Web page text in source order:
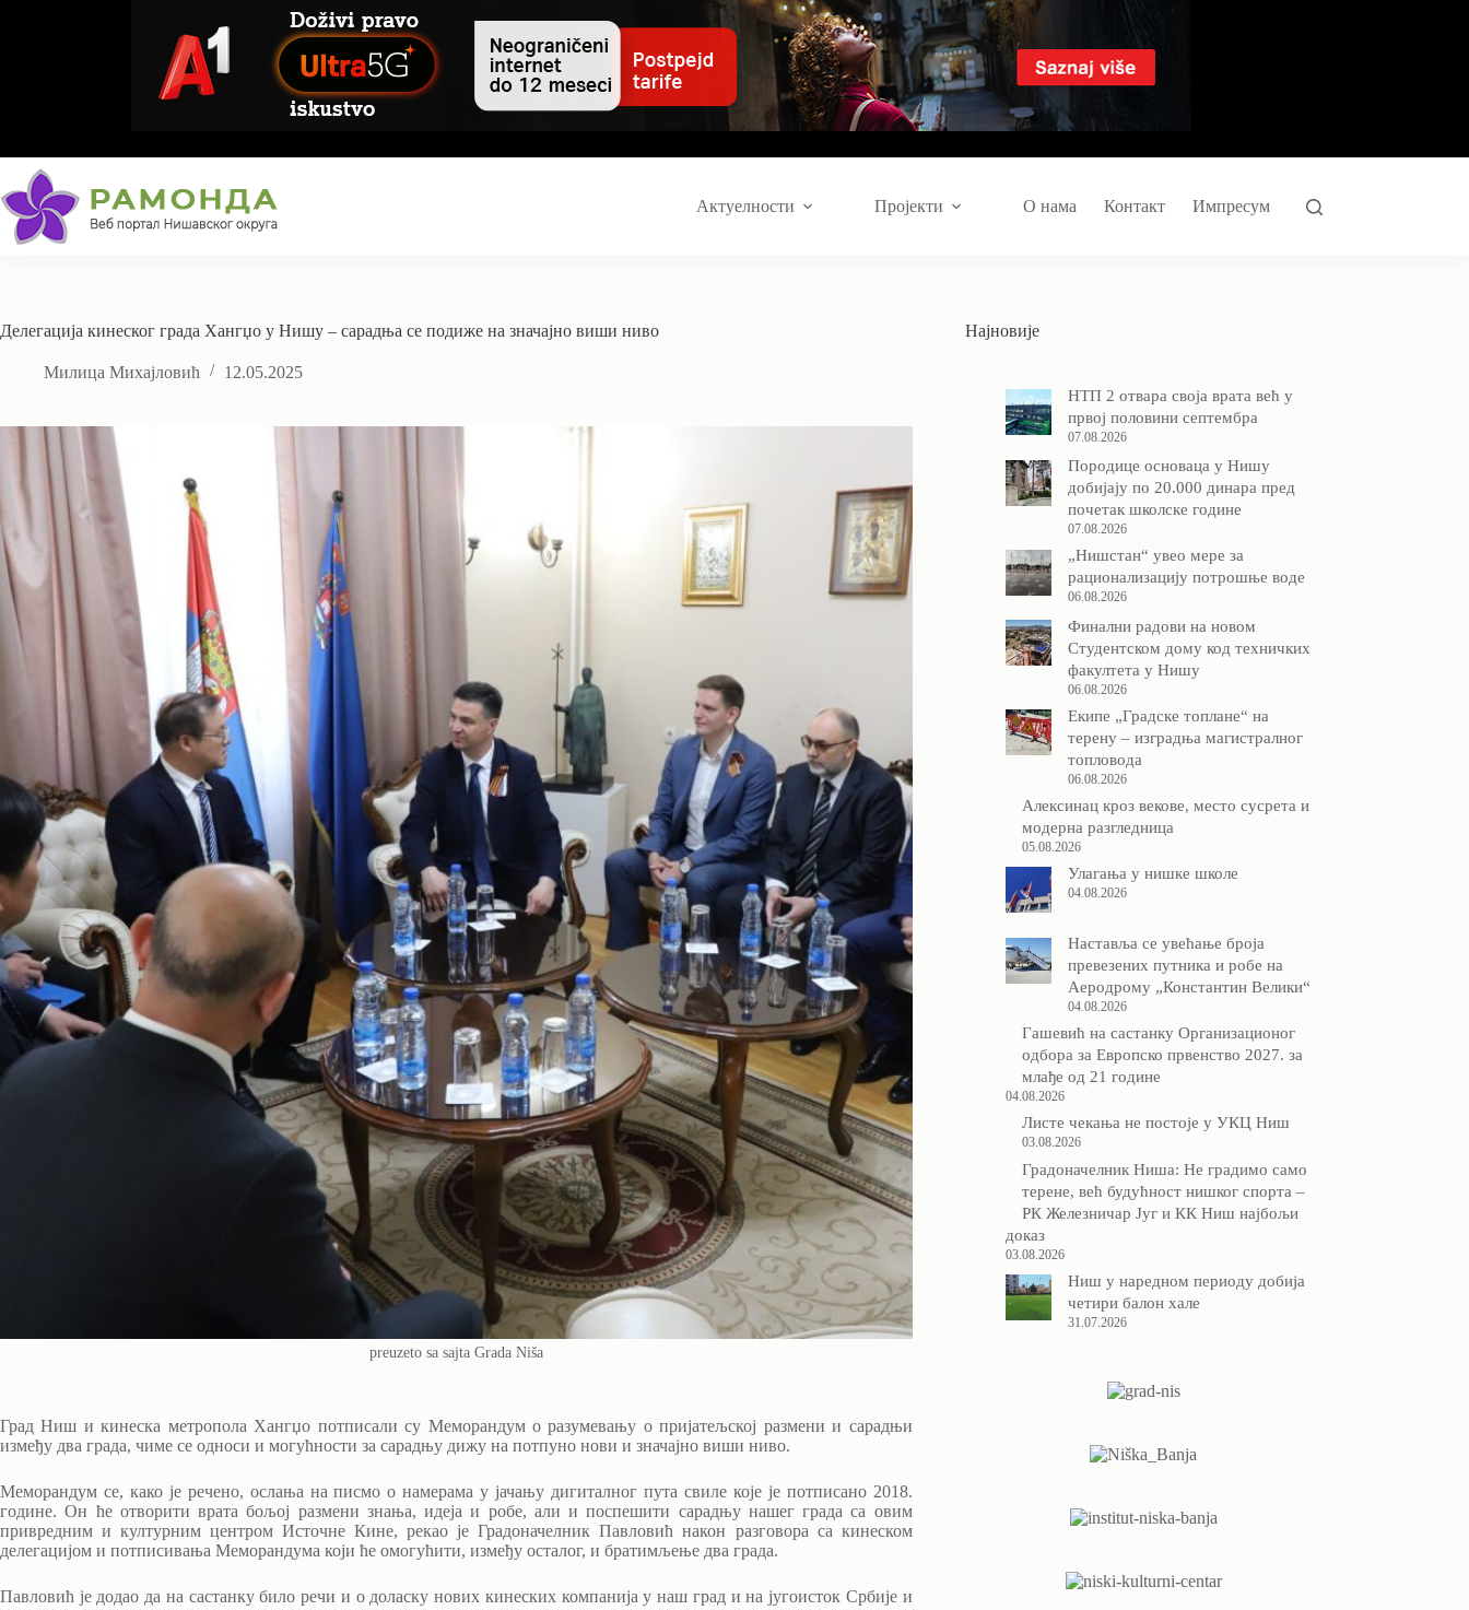
Актуелности Пројекти О нама Контакт Импресум
Делегација кинеског града Хангџо у Нишу – сарадња се подиже на значајно виши ниво
Милица Михајловић 12.05.2025
preuzeto sa sajta Grada Niša
Град Ниш и кинеска метропола Хангџо потписали су Меморандум о разумевању о пријатељској размени и сарадњи
између два града, чиме се односи и могућности за сарадњу дижу на потпуно нови и значајно виши ниво.
Меморандум се, како је речено, ослања на писмо о намерама у јачању дигиталног пута свиле које је потписано 2018.
године. Он ће отворити врата бољој размени знања, идеја и робе, али и поспешити сарадњу нашег града са овим
привредним и културним центром Источне Кине, рекао је Градоначелник Павловић након разговора са кинеском
делегацијом и потписивања Меморандума који ће омогућити, између осталог, и братимљење два града.
Павловић је додао да на састанку било речи и о доласку нових кинеских компанија у наш град и на југоисток Србије и
Најновије
НТП 2 отвара своја врата већ у
првој половини септембра
07.08.2026
Породицe основаца у Нишу
добијају по 20.000 динара пред
почетак школске године
07.08.2026
„Нишстан“ увео мере за
рационализацију потрошње воде
06.08.2026
Финални радови на новом
Студентском дому код техничких
факултета у Нишу
06.08.2026
Екипе „Градске топлане“ на
терену – изградња магистралног
топловода
06.08.2026
Алексинац кроз векове, место сусрета и
модерна разгледница
05.08.2026
Улагања у нишке школе
04.08.2026
Наставља се увећање броја
превезених путника и робе на
Аеродрому „Константин Велики“
04.08.2026
Гашевић на састанку Организационог
одбора за Европско првенство 2027. за
млађе од 21 године
04.08.2026
Листе чекања не постоје у УКЦ Ниш
03.08.2026
Градоначелник Ниша: Не градимо само
терене, већ будућност нишког спорта –
РК Железничар Југ и КК Ниш најбољи
доказ
03.08.2026
Ниш у наредном периоду добија
четири балон хале
31.07.2026